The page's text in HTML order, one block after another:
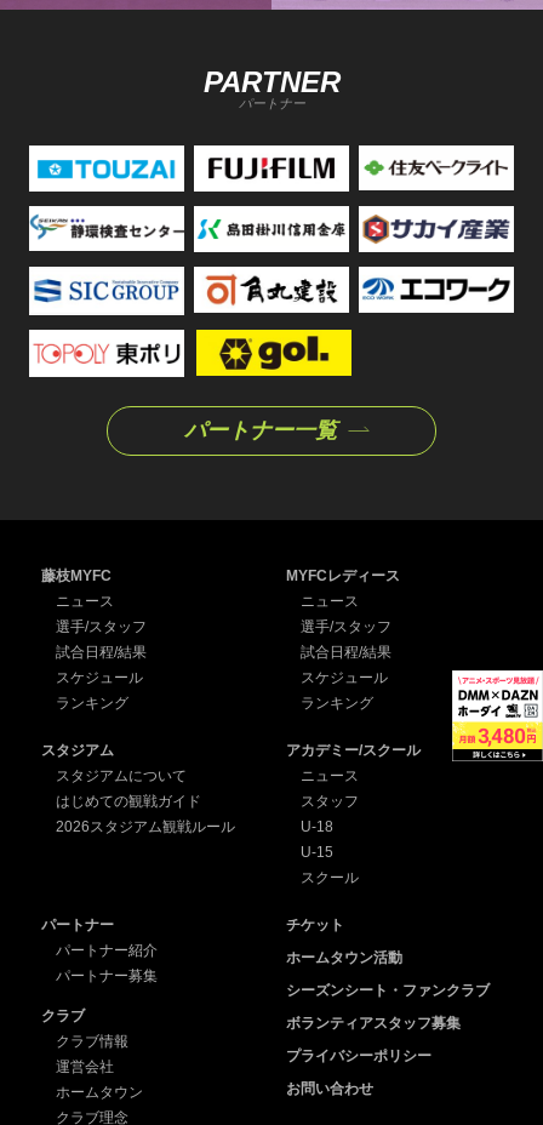
PARTNER
パートナー
パートナー一覧
藤枝MYFC
ニュース
選手/スタッフ
試合日程/結果
スケジュール
ランキング
MYFCレディース
ニュース
選手/スタッフ
試合日程/結果
スケジュール
ランキング
スタジアム
スタジアムについて
はじめての観戦ガイド
2026スタジアム観戦ルール
アカデミー/スクール
ニュース
スタッフ
U-18
U-15
スクール
パートナー
パートナー紹介
パートナー募集
クラブ
クラブ情報
運営会社
ホームタウン
クラブ理念
チケット
ホームタウン活動
シーズンシート・ファンクラブ
ボランティアスタッフ募集
プライバシーポリシー
お問い合わせ